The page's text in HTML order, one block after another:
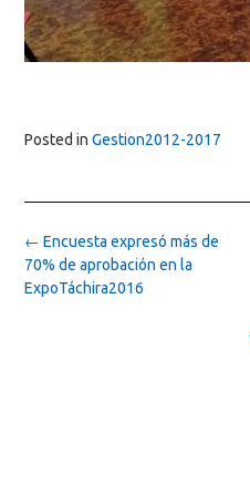
Posted in Gestion2012-2017
Post
navigation
← Encuesta expresó más de
70% de aprobación en la
ExpoTáchira2016